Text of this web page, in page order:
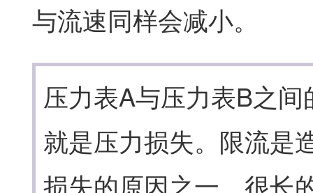
与流速同样会减小。
压力表A与压力表B之间
就是压力损失。限流是
损失的原因之一。很长